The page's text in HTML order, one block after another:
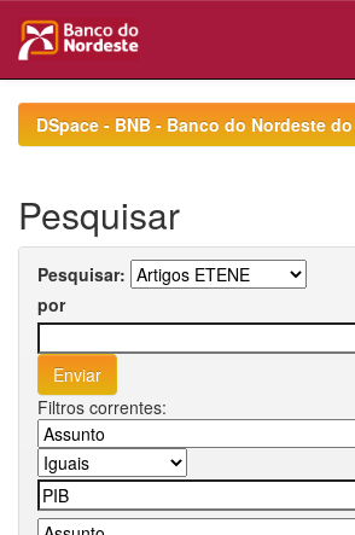
navigationDSpace - BNB - Banco do Nordeste
Pesquisar
Pesquisar:
por
Filtros correntes: